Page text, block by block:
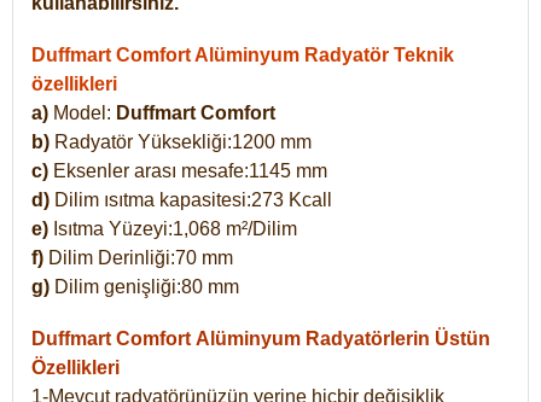
Duffmart Comfort Alüminyum Radyatör Teknik
özellikleri
a) Model: Duffmart Comfort
b) Radyatör Yüksekliği:1200 mm
c) Eksenler arası mesafe:1145 mm
d) Dilim ısıtma kapasitesi:273 Kcall
e) Isıtma Yüzeyi:1,068 m²/Dilim
f) Dilim Derinliği:70 mm
g) Dilim genişliği:80 mm
Duffmart Comfort Alüminyum Radyatörlerin Üstün
Özellikleri
1-Mevcut radyatörünüzün yerine hiçbir değişiklik